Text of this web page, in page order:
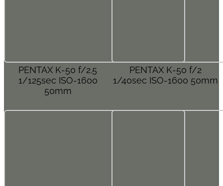
PENTAX K-50 f/2.5
1/125sec ISO-1600
50mm
PENTAX K-50 f/2
1/40sec ISO-1600 50mm